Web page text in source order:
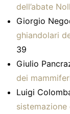
dell’abate
Giorgio
ghiandolari
39
Giulio
dei
Luigi
sistemazione